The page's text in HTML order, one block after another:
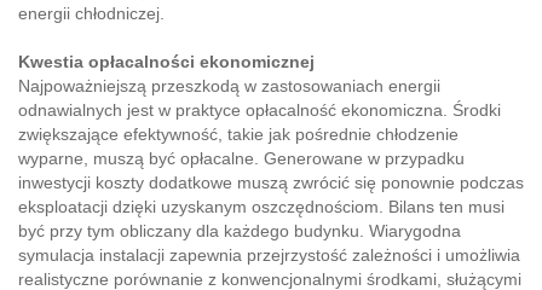
energii chłodniczej.
Kwestia opłacalności ekonomicznej
Najpoważniejszą przeszkodą w zastosowaniach energii
odnawialnych jest w praktyce opłacalność ekonomiczna. Środki
zwiększające efektywność, takie jak pośrednie chłodzenie
wyparne, muszą być opłacalne. Generowane w przypadku
inwestycji koszty dodatkowe muszą zwrócić się ponownie podczas
eksploatacji dzięki uzyskanym oszczędnościom. Bilans ten musi
być przy tym obliczany dla każdego budynku. Wiarygodna
symulacja instalacji zapewnia przejrzystość zależności i umożliwia
realistyczne porównanie z konwencjonalnymi środkami, służącymi